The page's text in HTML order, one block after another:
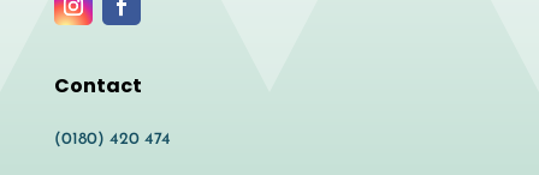
Contact
(0180) 420 474